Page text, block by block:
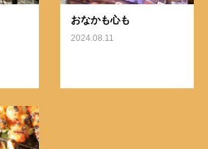
おなかも心も
2024.08.11